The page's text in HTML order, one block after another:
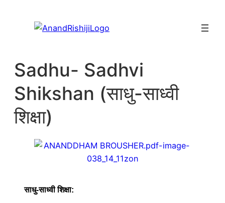
Sadhu- Sadhvi
Shikshan (साधु-साध्वी
शिक्षा)
साधु-साध्वी शिक्षा: